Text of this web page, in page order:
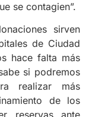
se contagien”.
sirven
de Ciudad
hace falta más
si podremos
realizar más
de los